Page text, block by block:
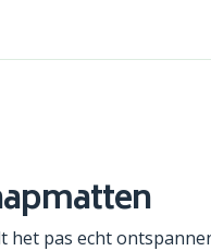
pas echt